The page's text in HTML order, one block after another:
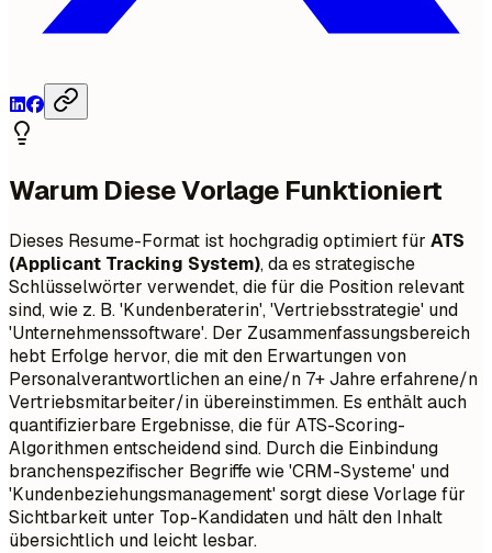
Warum Diese Vorlage Funktioniert
Dieses Resume-Format ist hochgradig optimiert für ATS
(Applicant Tracking System), da es strategische
Schlüsselwörter verwendet, die für die Position relevant
sind, wie z. B. 'Kundenberaterin', 'Vertriebsstrategie' und
'Unternehmenssoftware'. Der Zusammenfassungsbereich
hebt Erfolge hervor, die mit den Erwartungen von
Personalverantwortlichen an eine/n 7+ Jahre erfahrene/n
Vertriebsmitarbeiter/in übereinstimmen. Es enthält auch
quantifizierbare Ergebnisse, die für ATS-Scoring-
Algorithmen entscheidend sind. Durch die Einbindung
branchenspezifischer Begriffe wie 'CRM-Systeme' und
'Kundenbeziehungsmanagement' sorgt diese Vorlage für
Sichtbarkeit unter Top-Kandidaten und hält den Inhalt
übersichtlich und leicht lesbar.